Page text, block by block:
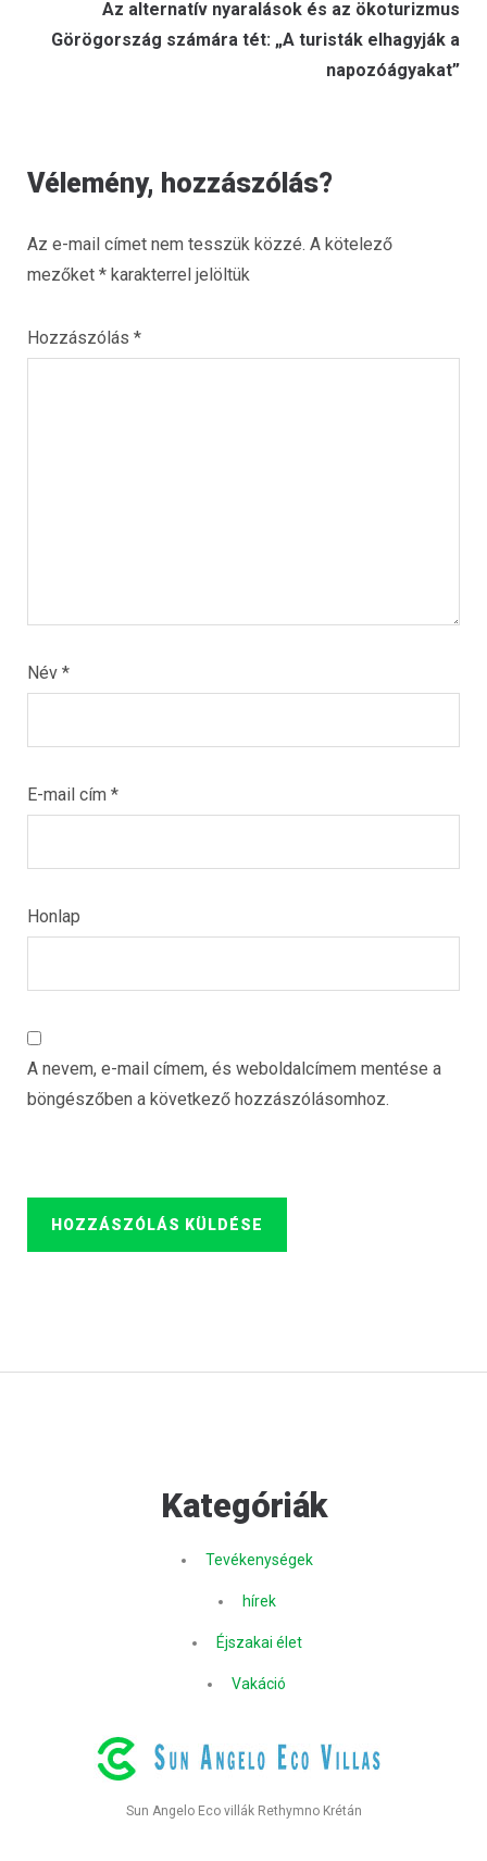
Következő
bejegyzés:
Az alternatív nyaralások és az ökoturizmus
Görögország számára tét: „A turisták elhagyják a
napozóágyakat”
Vélemény, hozzászólás?
Az e-mail címet nem tesszük közzé. A kötelező
mezőket * karakterrel jelöltük
Hozzászólás *
Név *
E-mail cím *
Honlap
A nevem, e-mail címem, és weboldalcímem mentése a
böngészőben a következő hozzászólásomhoz.
Kategóriák
Tevékenységek
hírek
Éjszakai élet
Vakáció
Sun Angelo Eco villák Rethymno Krétán